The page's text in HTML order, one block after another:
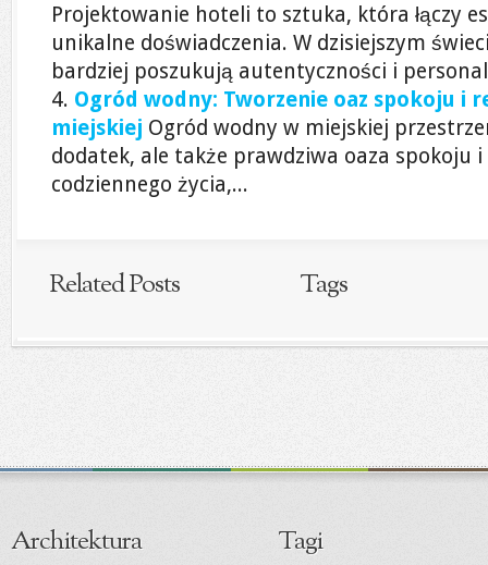
Projektowanie hoteli to sztuka, która łączy
unikalne doświadczenia. W dzisiejszym
bardziej poszukują autentyczności i
Ogród wodny: Tworzenie oaz spokoju i
miejskiej Ogród wodny w miejskiej
dodatek, ale także prawdziwa oaza spokoju i
codziennego życia,...
Related Posts Tags
Architektura Tagi